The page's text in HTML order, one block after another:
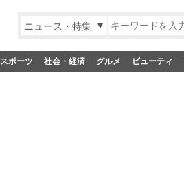
ニュース・特集
スポーツ 社会・経済 グルメ ビューティ